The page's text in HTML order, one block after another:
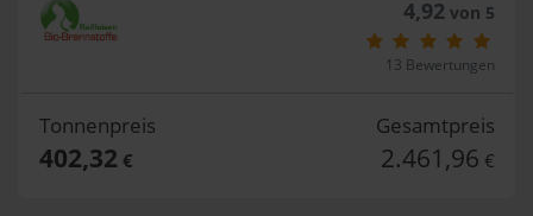
4,92von 5
13 Bewertungen
Tonnenpreis
402,32 €
Gesamtpreis
2.461,96 €